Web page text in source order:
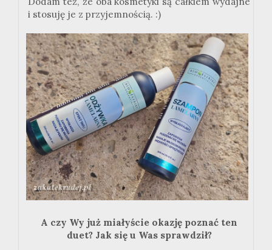
i stosuję je z przyjemnością. :)
A czy Wy już miałyście okazję poznać ten
duet? Jak się u Was sprawdził?